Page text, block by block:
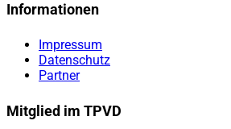
Informationen
Impressum
Datenschutz
Partner
Mitglied im TPVD